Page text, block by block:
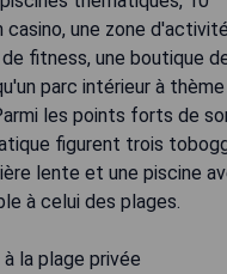
casino, une zone
fitness, une boutique
parc intérieur à
les points forts de
figurent trois
lente et une piscine
à celui des plages.
la plage privée